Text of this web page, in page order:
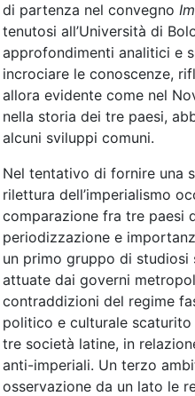
di partenza nel convegno
tenutosi all’Università di
approfondimenti analitici e
incrociare le conoscenze,
allora evidente come nel
nella storia dei tre paesi,
alcuni sviluppi comuni.
Nel tentativo di fornire una
rilettura dell’imperialismo
comparazione fra tre paesi
periodizzazione e
un primo gruppo di
attuate dai governi
contraddizioni del regime
politico e culturale
tre società latine, in
anti-imperiali. Un terzo
osservazione da un lato le